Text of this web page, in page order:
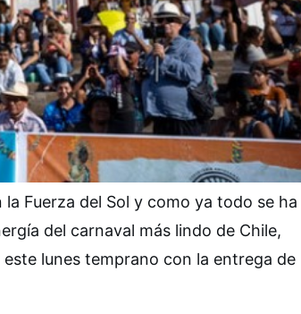
Fuerza del Sol y como ya todo se ha
del carnaval más lindo de Chile,
lunes temprano con la entrega de